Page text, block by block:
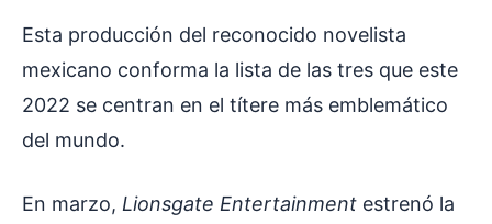
Esta producción del reconocido novelista
mexicano conforma la lista de las tres que este
2022 se centran en el títere más emblemático
del mundo.
En marzo, Lionsgate Entertainment estrenó la